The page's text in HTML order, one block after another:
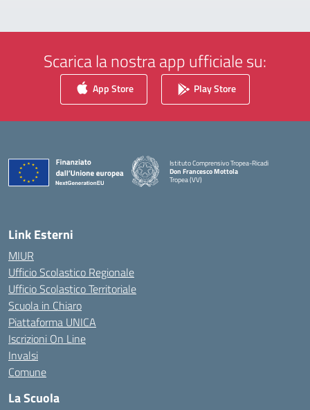
Scarica la nostra app ufficiale su:
App Store Play Store
Istituto Comprensivo Tropea-Ricadi
Don Francesco Mottola
Tropea (VV)
— Visita la pagina iniziale della scuola
Link Esterni
MIUR
Ufficio Scolastico Regionale
Ufficio Scolastico Territoriale
Scuola in Chiaro
Piattaforma UNICA
Iscrizioni On Line
Invalsi
Comune
La Scuola